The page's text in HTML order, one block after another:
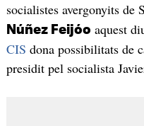
socialistes avergonyits de
Núñez Feijóo aquest
CIS dona possibilitats de
presidit pel socialista